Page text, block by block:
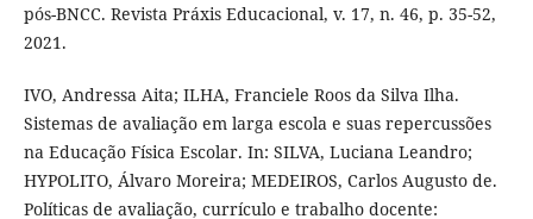
pós-BNCC. Revista Práxis Educacional, v. 17, n. 46, p. 35-52,
2021.
IVO, Andressa Aita; ILHA, Franciele Roos da Silva Ilha.
Sistemas de avaliação em larga escola e suas repercussões
na Educação Física Escolar. In: SILVA, Luciana Leandro;
HYPOLITO, Álvaro Moreira; MEDEIROS, Carlos Augusto de.
Políticas de avaliação, currículo e trabalho docente: